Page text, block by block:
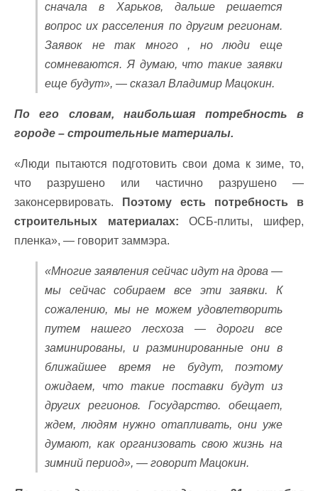
сначала в Харьков, дальше решается
вопрос их расселения по другим регионам.
Заявок не так много , но люди еще
сомневаются. Я думаю, что такие заявки
еще будут», — сказал Владимир Мацокин.
По его словам, наибольшая потребность в
городе – строительные материалы.
«Люди пытаются подготовить свои дома к зиме, то,
что разрушено или частично разрушено —
законсервировать. Поэтому есть потребность в
строительных материалах: ОСБ-плиты, шифер,
пленка», — говорит заммэра.
«Многие заявления сейчас идут на дрова —
мы сейчас собираем все эти заявки. К
сожалению, мы не можем удовлетворить
путем нашего лесхоза — дороги все
заминированы, и разминированные они в
ближайшее время не будут, поэтому
ожидаем, что такие поставки будут из
других регионов. Государство. обещает,
ждем, людям нужно отапливать, они уже
думают, как организовать свою жизнь на
зимний период», — говорит Мацокин.